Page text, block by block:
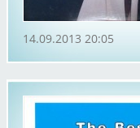
14.09.2013 20:05